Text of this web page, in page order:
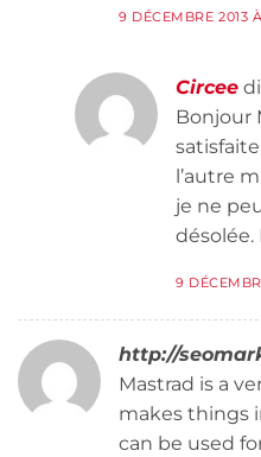
9 DÉCEMBRE 2013
Circee
Bonjour
l’autre
je ne
désolée.
9
http://
Mastrad is a
makes things
can be used